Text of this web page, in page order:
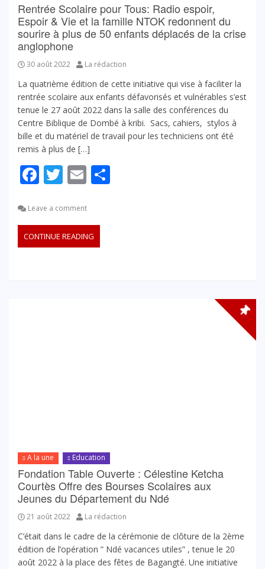
Rentrée Scolaire pour Tous: Radio espoir,
Espoir & Vie et la famille NTOK redonnent du
sourire à plus de 50 enfants déplacés de la crise
anglophone
30 août 2022 La rédaction
La quatrième édition de cette initiative qui vise à faciliter la
rentrée scolaire aux enfants défavorisés et vulnérables s’est
tenue le 27 août 2022 dans la salle des conférences du
Centre Biblique de Dombé à kribi. Sacs, cahiers, stylos à
bille et du matériel de travail pour les techniciens ont été
remis à plus de […]
Facebook
Twitter
Email
Leave a comment
CONTINUE READING
A la une Education
Fondation Table Ouverte : Célestine Ketcha
Courtès Offre des Bourses Scolaires aux
Jeunes du Département du Ndé
21 août 2022 La rédaction
C’était dans le cadre de la cérémonie de clôture de la 2ème
édition de l’opération ” Ndé vacances utiles” , tenue le 20
août 2022 à la place des fêtes de Bagangté. Une initiative